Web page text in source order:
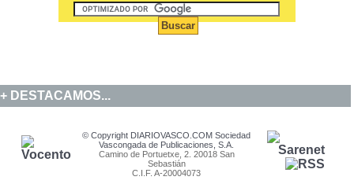
DESTACAMOS...
© Copyright DIARIOVASCO.COM Sociedad
Vascongada de Publicaciones, S.A.
Camino de Portuetxe, 2. 20018 San
Sebastián
C.I.F. A-20004073